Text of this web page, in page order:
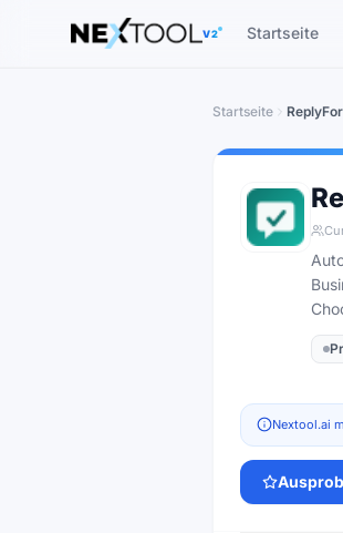
The AI tools directory — Find the Best AI
V2 Startseite
Startseite
Nextool.ai